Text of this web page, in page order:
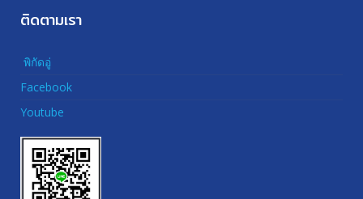
ติดตามเรา
พิกัดอู่
Facebook
Youtube